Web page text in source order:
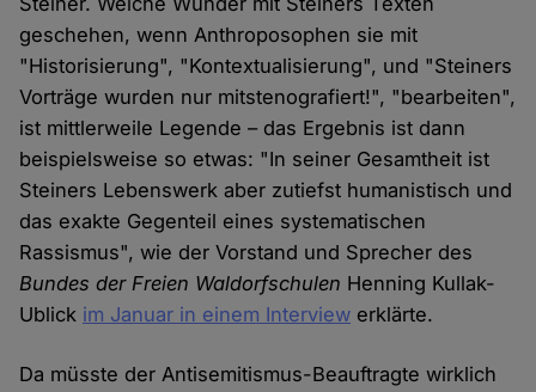
geschehen, wenn Anthroposophen sie mit
"Historisierung", "Kontextualisierung", und "Steiners
Vorträge wurden nur mitstenografiert!", "bearbeiten",
ist mittlerweile Legende – das Ergebnis ist dann
beispielsweise so etwas: "In seiner Gesamtheit ist
Steiners Lebenswerk aber zutiefst humanistisch und
das exakte Gegenteil eines systematischen
Rassismus", wie der Vorstand und Sprecher des
Bundes der Freien Waldorfschulen Henning Kullak-
Ublick im Januar in einem Interview erklärte.
Da müsste der Antisemitismus-Beauftragte wirklich